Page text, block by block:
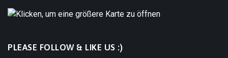
PLEASE FOLLOW & LIKE US :)